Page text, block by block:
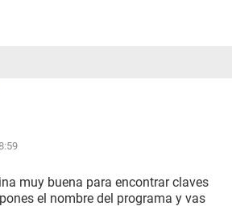
muy buena para encontrar claves
el nombre del programa y vas